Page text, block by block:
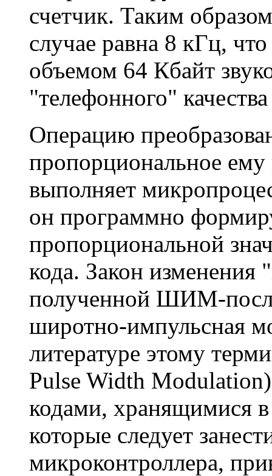
счетчик. Таким
случае равна 8 кГц,
объемом 64 Кбайт
"телефонного"
Операцию
пропорциональное
выполняет
он программно
пропорциональной
кода. Закон
полученной ШИМ-
широтно-импульсная
литературе этому
Pulse Width
кодами, хранящимися
которые следует
микроконтроллера,